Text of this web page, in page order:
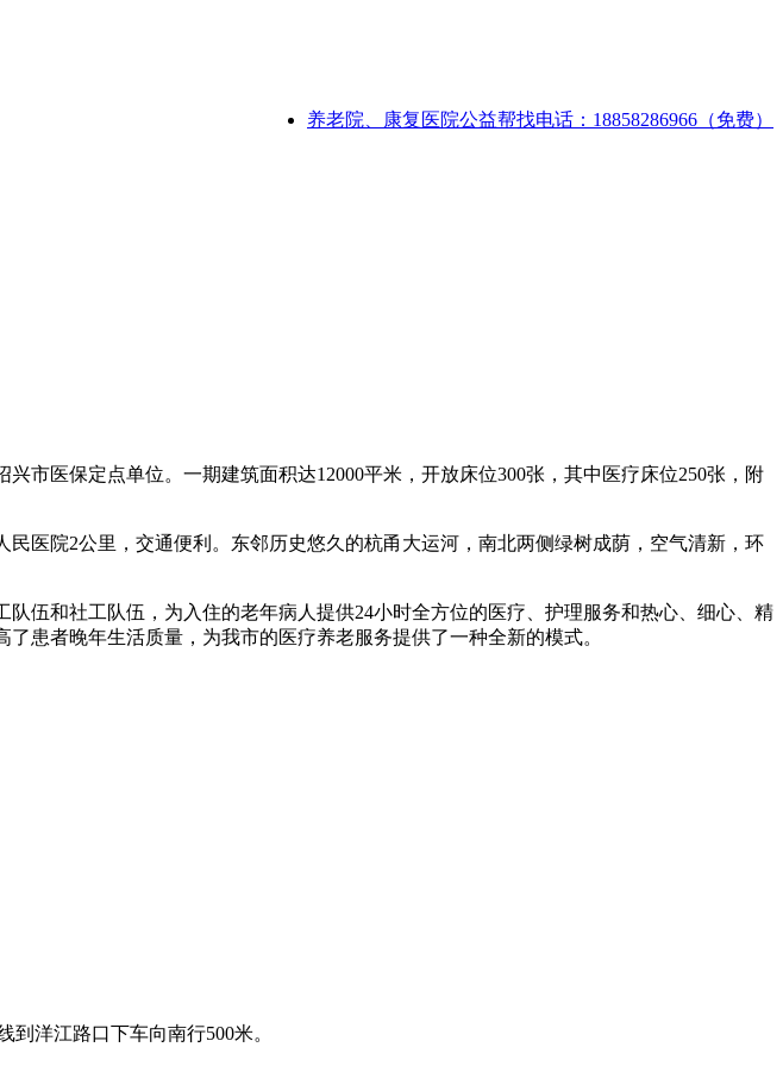
养老院、康复医院公益帮找电话：18858286966（免费）
市医保定点单位。一期建筑面积达12000平米，开放床位300张，其中医疗床位250张，附
医院2公里，交通便利。东邻历史悠久的杭甬大运河，南北两侧绿树成荫，空气清新，环
伍和社工队伍，为入住的老年病人提供24小时全方位的医疗、护理服务和热心、细心、精
患者晚年生活质量，为我市的医疗养老服务提供了一种全新的模式。
到洋江路口下车向南行500米。